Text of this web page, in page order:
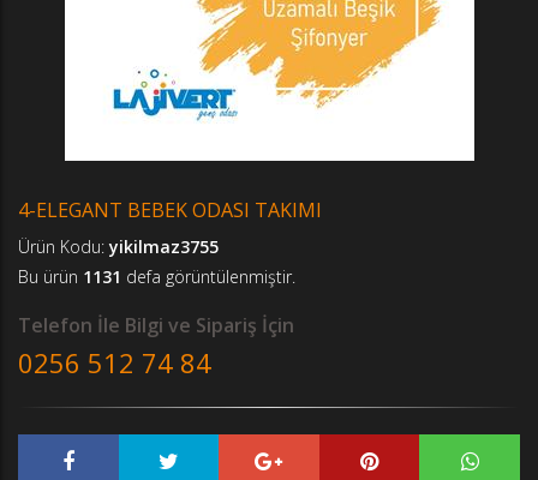
4-ELEGANT BEBEK ODASI TAKIMI
Ürün Kodu:yikilmaz3755
Bu ürün 1131 defa görüntülenmiştir.
Telefon İle Bilgi ve Sipariş İçin
0256 512 74 84